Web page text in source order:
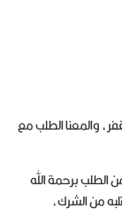
والمعنا الطلب مع
الطلب برحمة الله
من الشرك،